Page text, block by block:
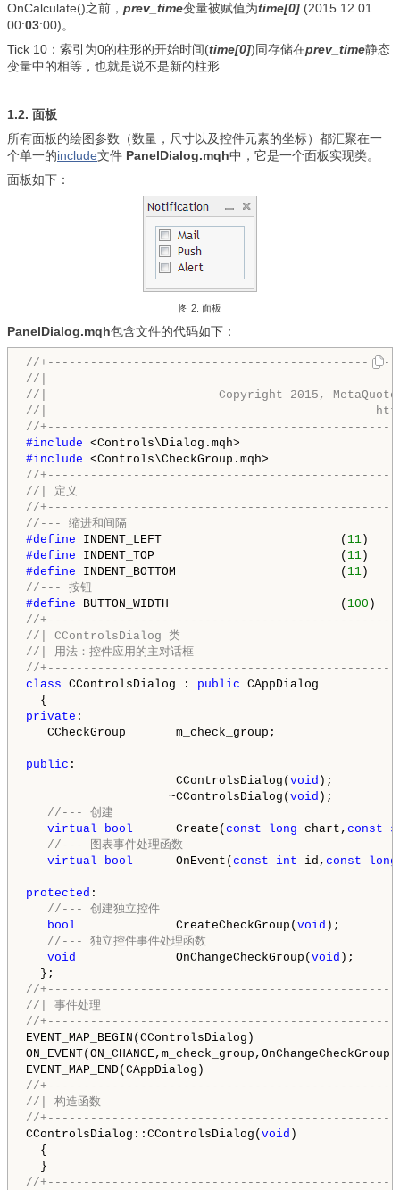
OnCalculate()之前， prev_time变量被赋值为time[0] (2015.12.01
00:03:00)。
Tick 10：索引为0的柱形的开始时间(time[0])同存储在prev_time静态
变量中的相等，也就是说不是新的柱形
1.2. 面板
所有面板的绘图参数（数量，尺寸以及控件元素的坐标）都汇聚在一
个单一的include文件 PanelDialog.mqh中，它是一个面板实现类。
面板如下：
图 2. 面板
PanelDialog.mqh包含文件的代码如下：
//
//|
//|                        Copyright 2015,
//|
//
#include
#include
//
//| 定义
//
//--- 缩进和间隔
#define INDENT_LEFT                         ( 11
#define INDENT_TOP                          ( 11
#define INDENT_BOTTOM                       ( 11
//--- 按钮
#define BUTTON_WIDTH                        ( 100
//
//| CControlsDialog 类
//| 用法：控件应用的主对话框
//
class CControlsDialog : public CAppDialog
private :
CCheckGroup
public :
CControlsDialog( void );
~CControlsDialog( void );
//--- 创建
virtual
bool Create( const long chart, const
//--- 图表事件处理函数
virtual
bool OnEvent( const int id, const long
protected :
//--- 创建独立控件
bool CreateCheckGroup( void );
//--- 独立控件事件处理函数
void OnChangeCheckGroup( void );
//
//| 事件
//
EVENT_MAP_BEGIN(CControlsDialog)
ON_EVENT(ON_CHANGE,m_check_group,OnChangeCheckGroup)
//
//| 构造
//
CControlsDialog::CControlsDialog( void )
{
//